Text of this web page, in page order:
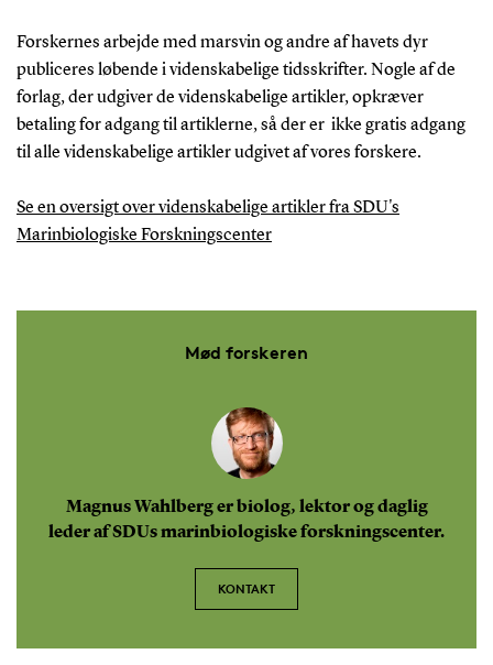
Forskernes arbejde med marsvin og andre af havets dyr
publiceres løbende i videnskabelige tidsskrifter. Nogle af de
forlag, der udgiver de videnskabelige artikler, opkræver
betaling for adgang til artiklerne, så der er ikke gratis adgang
til alle videnskabelige artikler udgivet af vores forskere.
Se en oversigt over videnskabelige artikler fra SDU's
Marinbiologiske Forskningscenter
Mød forskeren
Magnus Wahlberg er biolog, lektor og daglig
leder af SDUs marinbiologiske forskningscenter.
KONTAKT